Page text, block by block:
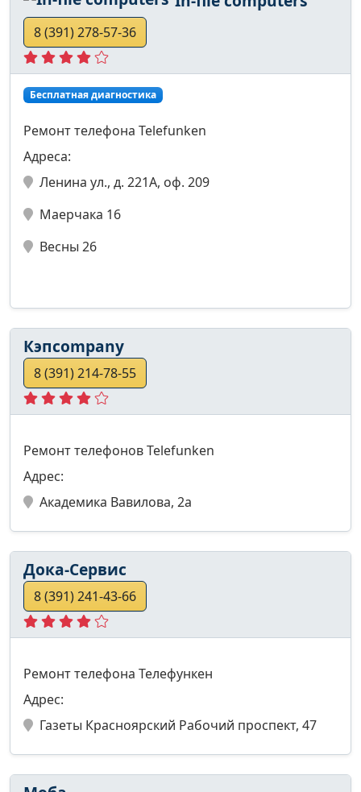
8 (391) 278-57-36
Бесплатная диагностика
Ремонт телефона Telefunken
Адреса:
Ленина ул., д. 221А, оф. 209
Маерчака 16
Весны 26
Кэпcompany
8 (391) 214-78-55
Ремонт телефонов Telefunken
Адрес:
Академика Вавилова, 2а
Дока-Сервис
8 (391) 241-43-66
Ремонт телефона Телефункен
Адрес:
Газеты Красноярский Рабочий проспект, 47